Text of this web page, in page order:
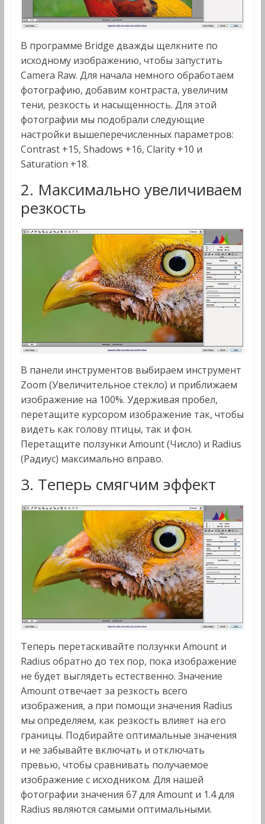
В программе Bridge дважды щелкните по
исходному изображению, чтобы запустить
Camera Raw. Для начала немного обработаем
фотографию, добавим контраста, увеличим
тени, резкость и насыщенность. Для этой
фотографии мы подобрали следующие
настройки вышеперечисленных параметров:
Contrast +15, Shadows +16, Clarity +10 и
Saturation +18.
2. Максимально увеличиваем
резкость
В панели инструментов выбираем инструмент
Zoom (Увеличительное стекло) и приближаем
изображение на 100%. Удерживая пробел,
перетащите курсором изображение так, чтобы
видеть как голову птицы, так и фон.
Перетащите ползунки Amount (Число) и Radius
(Радиус) максимально вправо.
3. Теперь смягчим эффект
Теперь перетаскивайте ползунки Amount и
Radius обратно до тех пор, пока изображение
не будет выглядеть естественно. Значение
Amount отвечает за резкость всего
изображения, а при помощи значения Radius
мы определяем, как резкость влияет на его
границы. Подбирайте оптимальные значения
и не забывайте включать и отключать
превью, чтобы сравнивать получаемое
изображение с исходником. Для нашей
фотографии значения 67 для Amount и 1.4 для
Radius являются самыми оптимальными.